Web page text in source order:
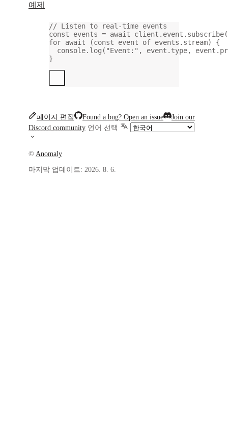
예제
// Listen to real-time events
const
events = await client.event. subscribe
for await (const event of events.stream) {
console. log ( "Event:" , event.type,
}
페이지 편집 Found a bug? Open an issue
Join our
Discord community 언어 선택
© Anomaly
마지막 업데이트: 2026. 8. 6.